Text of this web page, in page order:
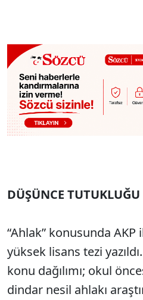
DÜŞÜNCE TUTUKLUĞU
“Ahlak” konusunda
yüksek lisans tezi
konu dağılımı; okul
dindar nesil ahlakı